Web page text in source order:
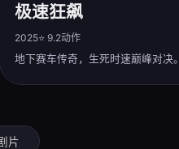
极速狂飙
2025⭐ 9.2动作
地下赛车传奇，生死时速巅峰对决。
片